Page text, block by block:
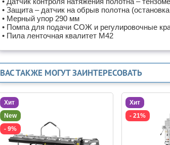
• Защита – датчик на обрыв полотна
• Мерный упор 290 мм
• Помпа для подачи СОЖ и регулировочные
• Пила ленточная квалитет М42
ВАС ТАКЖЕ МОГУТ ЗАИНТЕРЕСОВАТЬ
Хит
New
- 9%
Хит
- 21%